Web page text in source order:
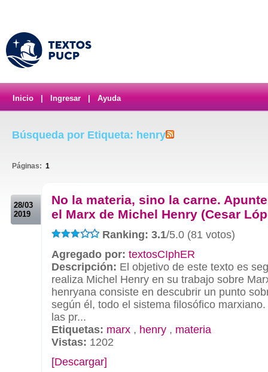
Inicio Ingresar Ayuda
Búsqueda por Etiqueta: henry
Páginas: 1
28/03
2019
No la materia, sino la carne.
el Marx de Michel Henry (Cesar
Ranking: 3.1/5.0 (81 votos)
Agregado por: textosCIphER
Descripción: El objetivo de este texto es
realiza Michel Henry en su trabajo sobre
henryana consiste en descubrir un punto
según él, todo el sistema filosófico
las pr...
Etiquetas: marx , henry , materia
Vistas: 1202
[Descargar]